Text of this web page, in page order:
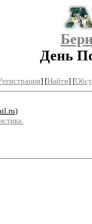
День
] [Найти] [
)